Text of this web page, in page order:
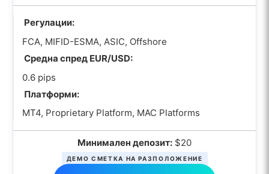
Регулации:
FCA, MIFID-ESMA, ASIC, Offshore
Средна спред EUR/USD:
0.6 pips
Платформи:
MT4, Proprietary Platform, MAC Platforms
Минимален депозит: $20
ДЕМО СМЕТКА НА РАЗПОЛОЖЕНИЕ